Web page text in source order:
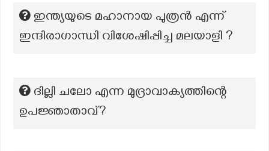
ഇന്ത്യയുടെ മഹാനായ പുത്രൻ എന്ന്
ഇന്ദിരാഗാന്ധി വിശേഷിപ്പിച്ച മലയാളി ?
ദില്ലി ചലോ എന്ന മുദ്രാവാക്യത്തിന്റെ
ഉപജ്ഞാതാവ്?